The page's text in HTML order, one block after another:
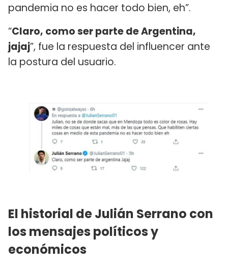
pandemia no es hacer todo bien, eh”.
“Claro, como ser parte de Argentina,
jajaj”, fue la respuesta del influencer ante
la postura del usuario.
El historial de Julián Serrano con
los mensajes políticos y
económicos